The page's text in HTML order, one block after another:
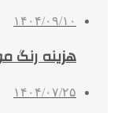
۱۴۰۴/۰۹/۱۰
هزینه رنگ
۱۴۰۴/۰۷/۲۵